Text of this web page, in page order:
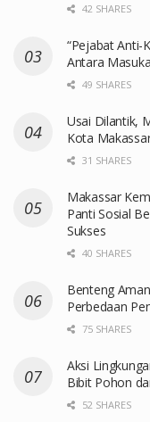
42 SHARES
“Pejabat Anti-
Antara
49 SHARES
Usai Dilantik,
Kota
31 SHARES
Makassar
Panti Sosial
Sukses
40 SHARES
Benteng
Perbedaan
75 SHARES
Aksi
Bibit Pohon
52 SHARES